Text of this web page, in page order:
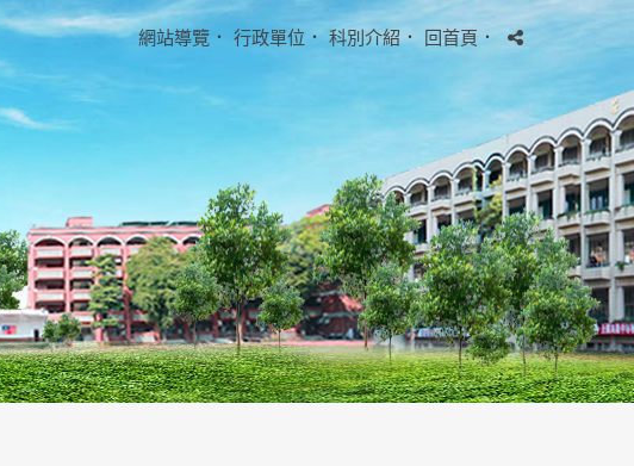
網站導覽 ． 行政單位 ． 科別介紹． 回首頁．